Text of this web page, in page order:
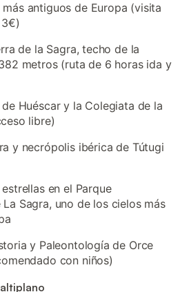
antiguos de Europa (visita
de la Sagra, techo de la
metros (ruta de 6 horas ida y
Huéscar y la Colegiata de la
libre)
y necrópolis ibérica de Tútugi
en el Parque
Sagra, uno de los cielos más
y Paleontología de Orce
con niños)